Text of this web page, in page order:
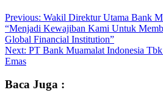
Previous: Wakil Direktur Utama Bank
“Menjadi Kewajiban Kami Untuk
Global Financial Institution”
Next: PT Bank Muamalat Indonesia
Emas
Baca Juga :